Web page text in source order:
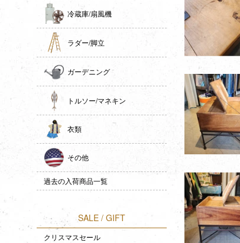
冷蔵庫/扇風機
ラダー/脚立
ガーデニング
トルソー/マネキン
衣類
その他
過去の入荷商品一覧
SALE / GIFT
クリスマスセール